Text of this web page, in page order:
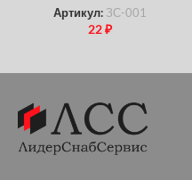
Артикул: ЗС-001
22₽